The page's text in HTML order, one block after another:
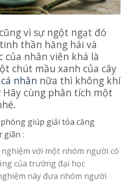
vì sự ngột ngạt đó
thần hăng hái và
của nhân viên khá là
chút mầu xanh của cây
nhân nữa thì không khí
cùng phân tích một
giúp giải tỏa căng
giãn :
với một nhóm người có
của trường đại học
này đưa nhóm người